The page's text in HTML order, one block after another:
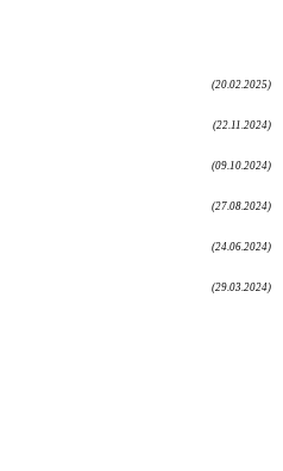
(20.02.2025)
(22.11.2024)
(09.10.2024)
(27.08.2024)
(24.06.2024)
(29.03.2024)